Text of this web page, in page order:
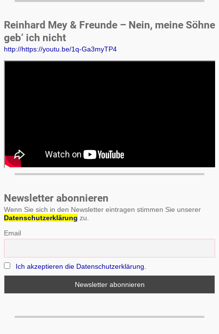
Reinhard Mey & Freunde – Nein, meine Söhne
geb‘ ich nicht
http://https://youtu.be/1q-Ga3myTP4
Newsletter abonnieren
Wenn Sie sich in den Newsletter eintragen stimmen Sie unserer
Datenschutzerklärung zu.
Email
Ich akzeptieren die Datenschutzerklärung.